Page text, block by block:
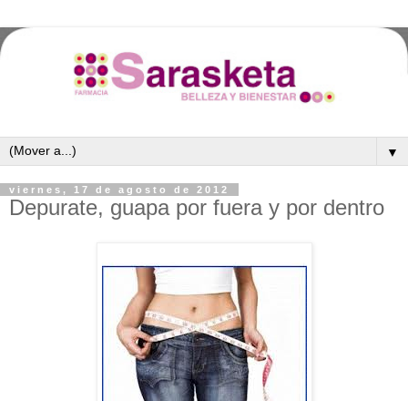
▼
viernes, 17 de agosto de 2012
Depurate, guapa por fuera y por dentro